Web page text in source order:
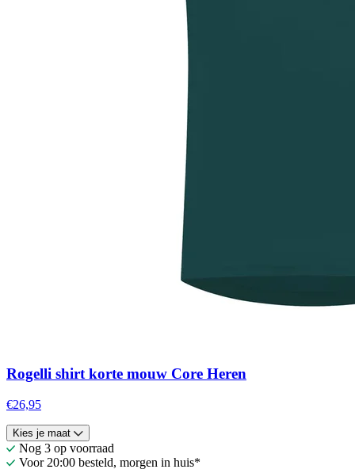
Rogelli shirt korte mouw Core Heren
€26,95
Kies je maat
Nog 3 op voorraad
Voor 20:00 besteld, morgen in huis*